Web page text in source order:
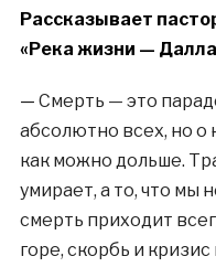
Рассказывает
«Река жизни —
— Смерть — это
абсолютно всех, но о
как можно дольше.
умирает, а то, что мы
смерть приходит
горе, скорбь и